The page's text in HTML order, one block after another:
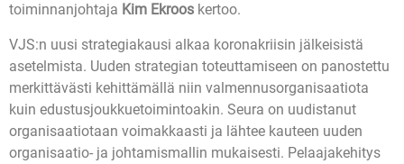
toiminnanjohtaja Kim Ekroos kertoo.
VJS:n uusi strategiakausi alkaa koronakriisin jälkeisistä
asetelmista. Uuden strategian toteuttamiseen on panostettu
merkittävästi kehittämällä niin valmennusorganisaatiota
kuin edustusjoukkuetoimintoakin. Seura on uudistanut
organisaatiotaan voimakkaasti ja lähtee kauteen uuden
organisaatio- ja johtamismallin mukaisesti. Pelaajakehitys